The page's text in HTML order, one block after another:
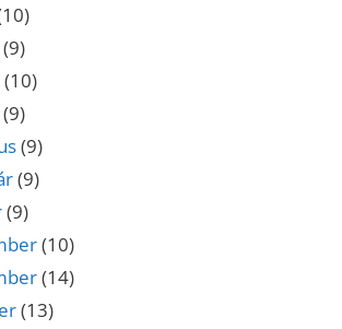
(9)
(10)
(9)
(9)
(9)
(9)
(10)
(14)
(13)